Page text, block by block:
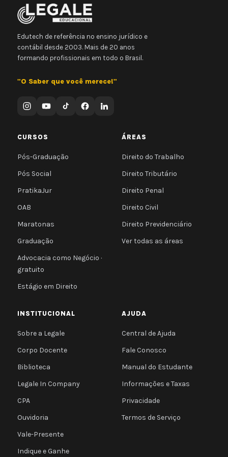
Edutech de referência no ensino jurídico e
contábil desde 2003. Mais de 20 anos
formando profissionais em todo o Brasil.
"O Saber que você merece!"
CURSOS
Pós-Graduação
Pós Social
PratikaJur
OAB
Maratonas
Graduação
Advocacia como Negócio ·
gratuito
Estágio em Direito
ÁREAS
Direito do Trabalho
Direito Tributário
Direito Penal
Direito Civil
Direito Previdenciário
Ver todas as áreas
INSTITUCIONAL
Sobre a Legale
Corpo Docente
Biblioteca
Legale In Company
CPA
Ouvidoria
Vale-Presente
Indique e Ganhe
AJUDA
Central de Ajuda
Fale Conosco
Manual do Estudante
Informações e Taxas
Privacidade
Termos de Serviço